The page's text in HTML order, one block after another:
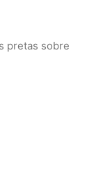
pretas sobre